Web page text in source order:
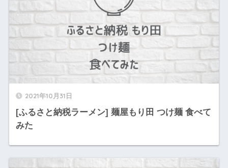
2021年10月31日
[ふるさと納税ラーメン] 麺屋もり田 つけ麺 食べて
みた